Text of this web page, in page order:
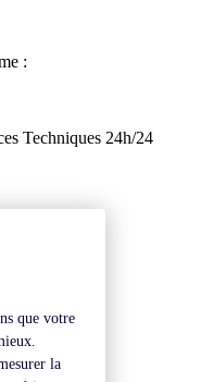
que votre
la
:
Techniques 24h/24